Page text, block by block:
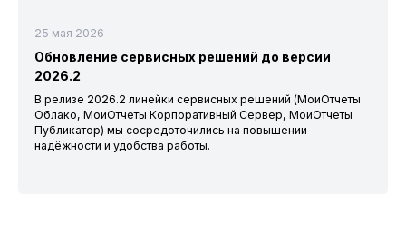
25 мая 2026
Обновление сервисных решений до версии
2026.2
В релизе 2026.2 линейки сервисных решений (МоиОтчеты
Облако, МоиОтчеты Корпоративный Сервер, МоиОтчеты
Публикатор) мы сосредоточились на повышении
надёжности и удобства работы.